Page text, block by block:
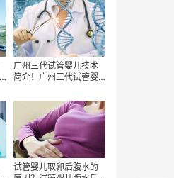
广州三代试管婴儿技术
简介！广州三代试管婴
代试管婴儿私立医院费
试管婴儿取卵后腹水的